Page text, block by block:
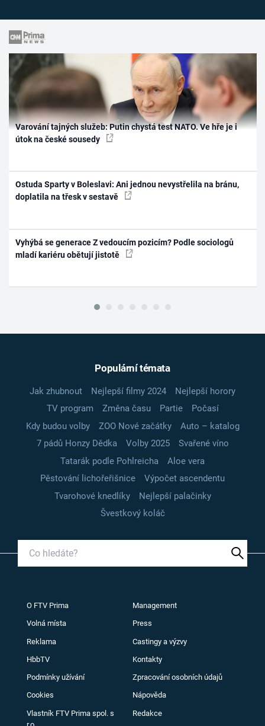
Varování tajných služeb: Putin chystá test NATO. Ve hře je i
útok na české sousedy
Ostuda Sparty v Boleslavi: Ani jednou nevystřelila na bránu,
doplatila na třesk v sestavě
Vyhýbá se generace Z vedoucím pozicím? Podle sociologů
mladí kariéru obětují jistotě
Populární témata
Jak zhubnout Nejlepší filmy 2024
Nejlepší horory
TV program
Změna času Partie
Počasí
Kdy budou volby
ZOO Nové začátky
Auto – katalog
7 pádů Honzy Dědka
Volby 2025
Svařené víno
Tatarák podle Pohlreicha
Aloe vera
Pěstování lichořeřišnice
Výpočet ascendentu
Tvarohové knedlíky
Nejlepší palačinky
Švestkový koláč
O FTV Prima Management
Volná místa Press
Reklama Castingy a výzvy
HbbTV Kontakty
Podmínky užívání Zpracování osobních údajů
Cookies Nápověda
Vlastník FTV Prima spol. s
Redakce